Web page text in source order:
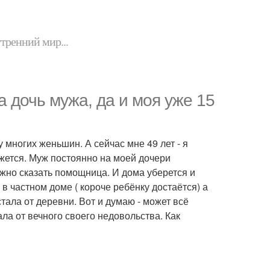
мир...
дочь мужа, да и моя уже 15
многих женьшин. А сейчас мне 49 лет - я
Муж постоянно на моей дочери
сказать помощница. И дома уберется и
доме ( короче ребёнку достаётся) а
от деревни. Вот и думаю - может всё
от вечного своего недовольства. Как